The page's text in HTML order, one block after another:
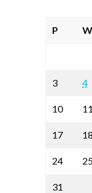
P W
3 4
10 11
17 18
24
31